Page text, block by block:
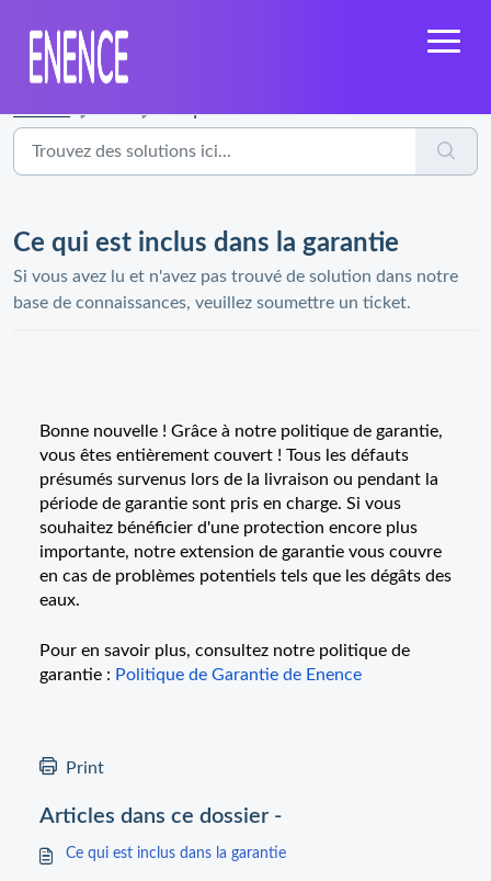
Ce qui est inclus dans la garantie
Si vous avez lu et n'avez pas trouvé de solution dans notre
base de connaissances, veuillez soumettre un ticket.
Bonne nouvelle ! Grâce à notre politique de garantie,
vous êtes entièrement couvert ! Tous les défauts
présumés survenus lors de la livraison ou pendant la
période de garantie sont pris en charge. Si vous
souhaitez bénéficier d'une protection encore plus
importante, notre extension de garantie vous couvre
en cas de problèmes potentiels tels que les dégâts des
eaux.
Pour en savoir plus, consultez notre politique de
garantie : Politique de Garantie de Enence
Print
Articles dans ce dossier -
Ce qui est inclus dans la garantie